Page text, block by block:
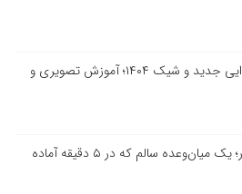
۱۰ مدل دسر یلدایی جدید و شیک ۱۴۰۴؛ آموزش تصویری و
دسر ماست و انار؛ یک میان‌وعده سالم که در ۵ دقیقه آماده